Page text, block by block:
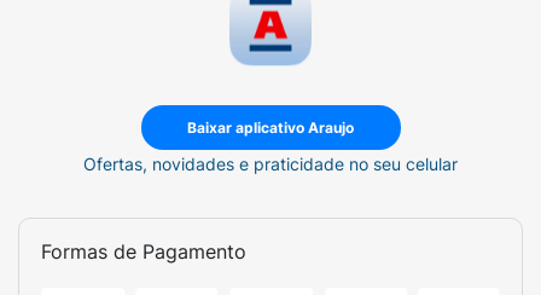
Baixar aplicativo Araujo
Ofertas, novidades e praticidade no seu celular
Formas de Pagamento